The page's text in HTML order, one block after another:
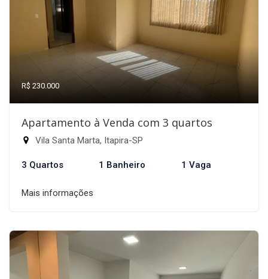
R$ 230.000
Apartamento à Venda com 3 quartos
Vila Santa Marta, Itapira-SP
3 Quartos 1 Banheiro 1 Vaga
Mais informações